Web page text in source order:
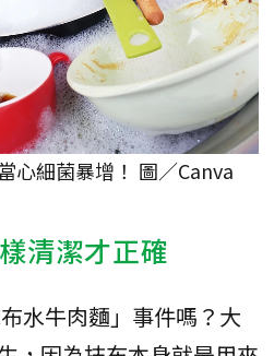
心細菌暴增！ 圖／Canva
清潔才正確
水牛肉麵」事件嗎？大